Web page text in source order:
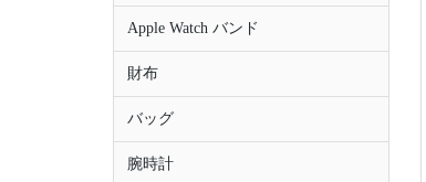
Apple Watch バンド
財布
バッグ
腕時計